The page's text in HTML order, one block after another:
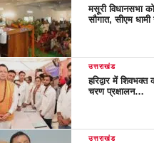
मसूरी विधानसभा
सौगात, सीएम धामी
उत्तराखंड
हरिद्वार में शिवभक्त
चरण प्रक्षालन…
उत्तराखंड